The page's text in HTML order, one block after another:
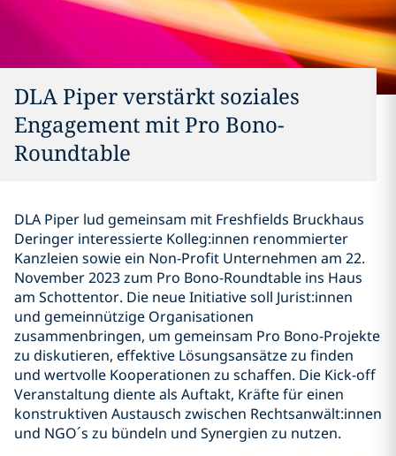
DLA Piper verstärkt soziales
Engagement mit Pro Bono-
Roundtable
DLA Piper lud gemeinsam mit Freshfields Bruckhaus
Deringer interessierte Kolleg:innen renommierter
Kanzleien sowie ein Non-Profit Unternehmen am 22.
November 2023 zum Pro Bono-Roundtable ins Haus
am Schottentor. Die neue Initiative soll Jurist:innen
und gemeinnützige Organisationen
zusammenbringen, um gemeinsam Pro Bono-Projekte
zu diskutieren, effektive Lösungsansätze zu finden
und wertvolle Kooperationen zu schaffen. Die Kick-off
Veranstaltung diente als Auftakt, Kräfte für einen
konstruktiven Austausch zwischen Rechtsanwält:innen
und NGO´s zu bündeln und Synergien zu nutzen.